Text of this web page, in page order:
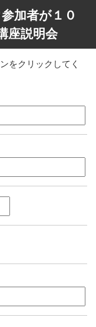
加者が１０
座説明会
をクリックしてく